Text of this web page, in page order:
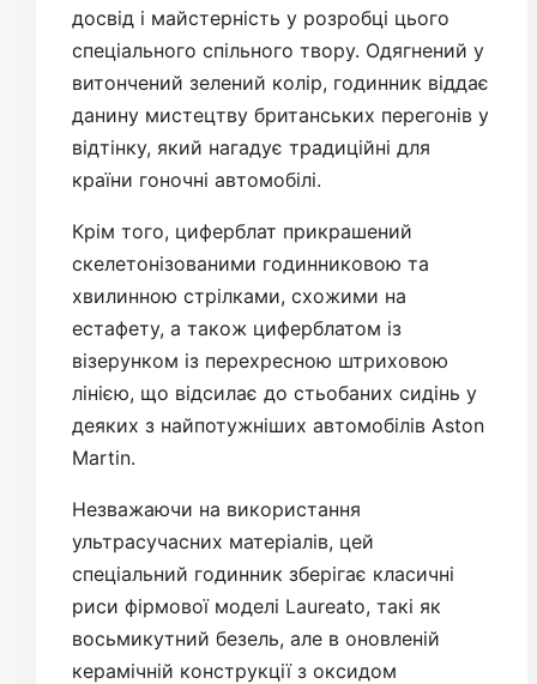
досвід і майстерність у розробці цього
спеціального спільного твору. Одягнений у
витончений зелений колір, годинник віддає
данину мистецтву британських перегонів у
відтінку, який нагадує традиційні для
країни гоночні автомобілі.
Крім того, циферблат прикрашений
скелетонізованими годинниковою та
хвилинною стрілками, схожими на
естафету, а також циферблатом із
візерунком із перехресною штриховою
лінією, що відсилає до стьобаних сидінь у
деяких з найпотужніших автомобілів Aston
Martin.
Незважаючи на використання
ультрасучасних матеріалів, цей
спеціальний годинник зберігає класичні
риси фірмової моделі Laureato, такі як
восьмикутний безель, але в оновленій
керамічній конструкції з оксидом